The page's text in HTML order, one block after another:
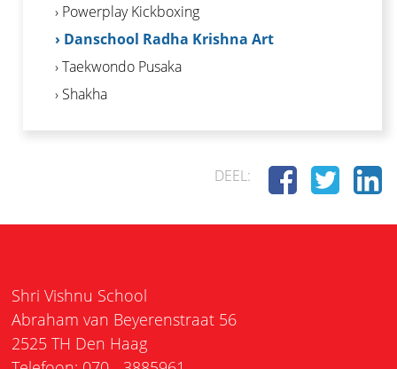
› Powerplay Kickboxing
› Danschool Radha Krishna Art
› Taekwondo Pusaka
› Shakha
DEEL:
Shri Vishnu School
Abraham van Beyerenstraat 56
2525 TH Den Haag